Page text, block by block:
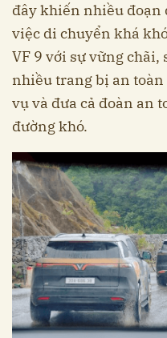
đây khiến nhiều đoạn
việc di chuyển khá
VF 9 với sự vững
nhiều trang bị an
vụ và đưa cả đoàn an
đường khó.